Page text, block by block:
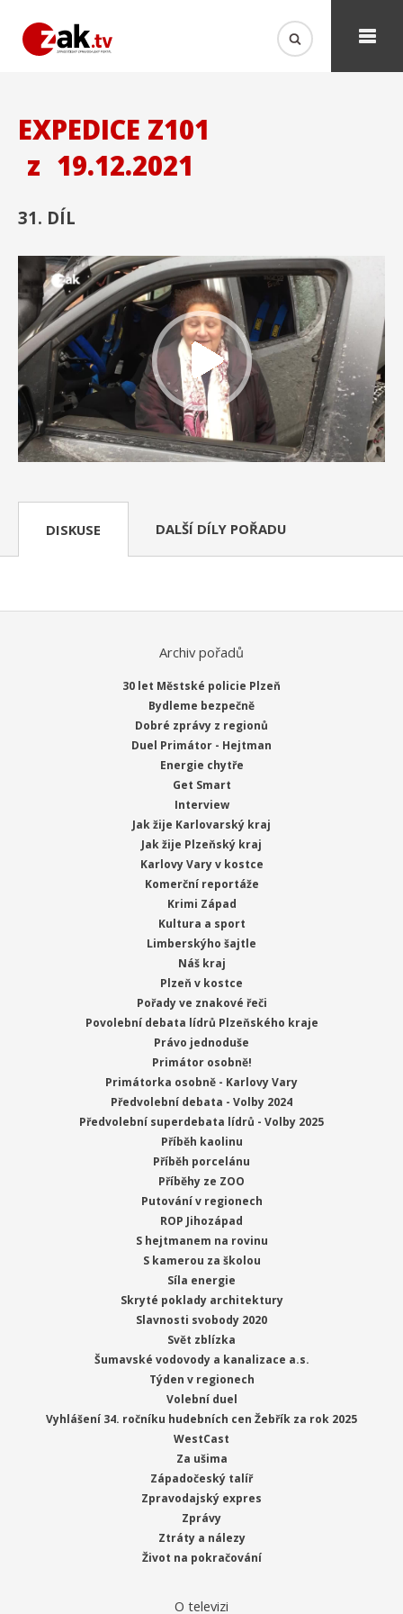
EXPEDICE Z101
z 19.12.2021
31. DÍL
DISKUSE DALŠÍ DÍLY POŘADU
Archiv pořadů
30 let Městské policie Plzeň
Bydleme bezpečně
Dobré zprávy z regionů
Duel Primátor - Hejtman
Energie chytře
Get Smart
Interview
Jak žije Karlovarský kraj
Jak žije Plzeňský kraj
Karlovy Vary v kostce
Komerční reportáže
Krimi Západ
Kultura a sport
Limberskýho šajtle
Náš kraj
Plzeň v kostce
Pořady ve znakové řeči
Povolební debata lídrů Plzeňského kraje
Právo jednoduše
Primátor osobně!
Primátorka osobně - Karlovy Vary
Předvolební debata - Volby 2024
Předvolební superdebata lídrů - Volby 2025
Příběh kaolinu
Příběh porcelánu
Příběhy ze ZOO
Putování v regionech
ROP Jihozápad
S hejtmanem na rovinu
S kamerou za školou
Síla energie
Skryté poklady architektury
Slavnosti svobody 2020
Svět zblízka
Šumavské vodovody a kanalizace a.s.
Týden v regionech
Volební duel
Vyhlášení 34. ročníku hudebních cen Žebřík za rok 2025
WestCast
Za ušima
Západočeský talíř
Zpravodajský expres
Zprávy
Ztráty a nálezy
Život na pokračování
O televizi